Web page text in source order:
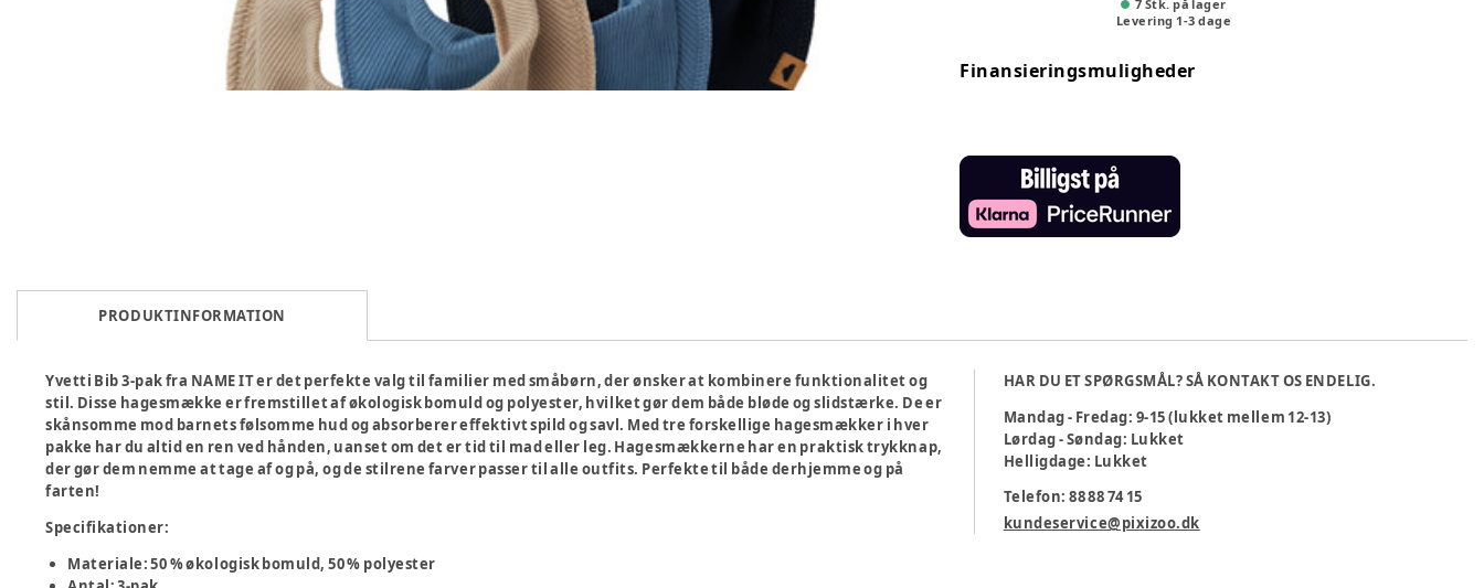
7 Stk. på lager
Levering 1-3 dage
Finansieringsmuligheder
PRODUKTINFORMATION
Yvetti Bib 3-pak fra NAME IT er det perfekte valg til familier med småbørn, der ønsker at kombinere funktionalitet og
stil. Disse hagesmække er fremstillet af økologisk bomuld og polyester, hvilket gør dem både bløde og slidstærke. De er
skånsomme mod barnets følsomme hud og absorberer effektivt spild og savl. Med tre forskellige hagesmækker i hver
pakke har du altid en ren ved hånden, uanset om det er tid til mad eller leg. Hagesmækkerne har en praktisk trykknap,
der gør dem nemme at tage af og på, og de stilrene farver passer til alle outfits. Perfekte til både derhjemme og på
farten!
Specifikationer:
Materiale: 50 % økologisk bomuld, 50 % polyester
HAR DU ET SPØRGSMÅL? SÅ KONTAKT OS ENDELIG.
Mandag - Fredag: 9-15 (lukket mellem 12-13)
Lørdag - Søndag: Lukket
Helligdage: Lukket
Telefon: 88 88 74 15
kundeservice@pixizoo.dk